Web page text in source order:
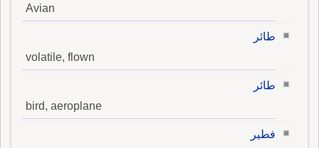
Avian
طائر
volatile, flown
طائر
bird, aeroplane
فطير